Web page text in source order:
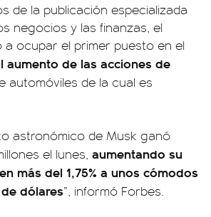
de la publicación especializada
negocios y las finanzas, el
a ocupar el primer puesto en el
aumento de las acciones de
automóviles de la cual es
astronómico de Musk ganó
el lunes, aumentando su
más del 1,75% a unos cómodos
dólares”, informó Forbes.